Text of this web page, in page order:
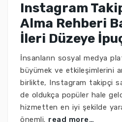
Instagram
Alma Rehberi
İleri Düzeye
İnsanların sosyal medya
büyümek ve etkileşimlerini
birlikte, Instagram takipçi
de oldukça popüler hale
hizmetten en iyi şekilde
önemli. read more…